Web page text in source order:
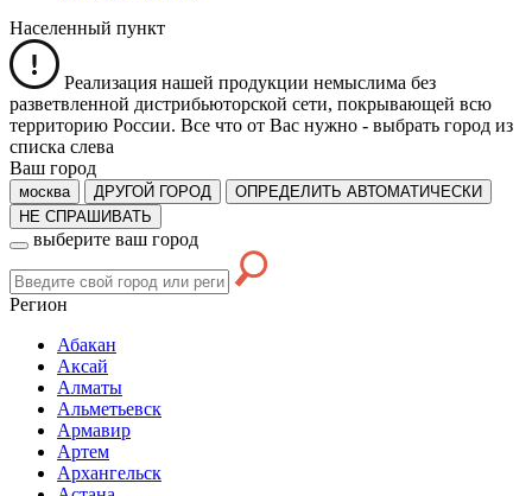
Населенный пункт
Реализация нашей продукции немыслима без
разветвленной дистрибьюторской сети, покрывающей всю
территорию России. Все что от Вас нужно - выбрать город из
списка слева
Ваш город
москва ДРУГОЙ ГОРОД
ОПРЕДЕЛИТЬ АВТОМАТИЧЕСКИ
НЕ СПРАШИВАТЬ
выберите ваш город
Регион
Абакан
Аксай
Алматы
Альметьевск
Армавир
Артем
Архангельск